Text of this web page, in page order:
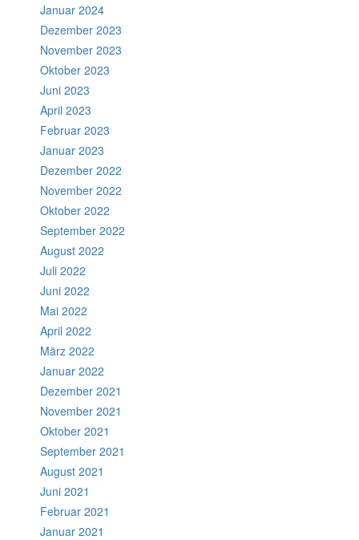
Januar 2024
Dezember 2023
November 2023
Oktober 2023
Juni 2023
April 2023
Februar 2023
Januar 2023
Dezember 2022
November 2022
Oktober 2022
September 2022
August 2022
Juli 2022
Juni 2022
Mai 2022
April 2022
März 2022
Januar 2022
Dezember 2021
November 2021
Oktober 2021
September 2021
August 2021
Juni 2021
Februar 2021
Januar 2021